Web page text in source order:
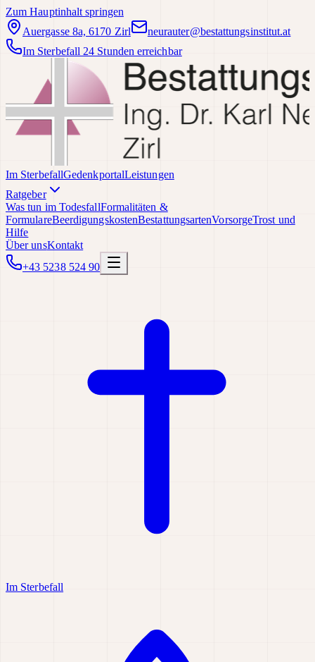
Zum Hauptinhalt springen
Auergasse 8a, 6170 Zirl
neurauter@bestattungsinstitut.at
Im Sterbefall 24 Stunden erreichbar
Im SterbefallGedenkportalLeistungen
Ratgeber
Was tun im TodesfallFormalitäten &
FormulareBeerdigungskostenBestattungsartenVorsorgeTrost und
Hilfe
Über unsKontakt
+43 5238 524 90
Im Sterbefall